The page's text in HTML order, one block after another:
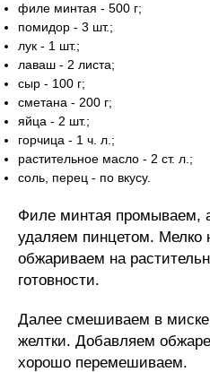
филе минтая - 500 г;
помидор - 3 шт.;
лук - 1 шт.;
лаваш - 2 листа;
сыр - 100 г;
сметана - 200 г;
яйца - 2 шт.;
горчица - 1 ч. л.;
растительное масло - 2 ст. л.;
соль, перец - по вкусу.
Филе минтая промываем,
удаляем пинцетом. Мелко
обжариваем на
готовности.
Далее смешиваем в миске
желтки. Добавляем
хорошо перемешиваем.